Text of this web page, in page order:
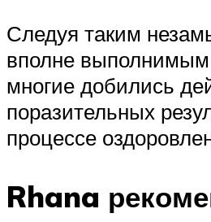
Следуя таким
вполне выполнимым
многие добились
поразительных
процессе
Rhana